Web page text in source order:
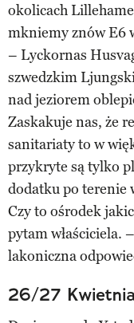
okolicach
mkniemy znów E6
– Lyckornas
szwedzkim
nad jeziorem
Zaskakuje nas, że
sanitariaty to w
przykryte są tylko
dodatku po terenie
Czy to ośrodek
pytam właściciela.
lakoniczna
26/27